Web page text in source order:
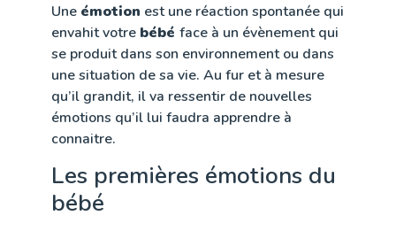
Une émotion est une réaction spontanée qui
envahit votre bébé face à un évènement qui
se produit dans son environnement ou dans
une situation de sa vie. Au fur et à mesure
qu’il grandit, il va ressentir de nouvelles
émotions qu’il lui faudra apprendre à
connaitre.
Les premières émotions du
bébé